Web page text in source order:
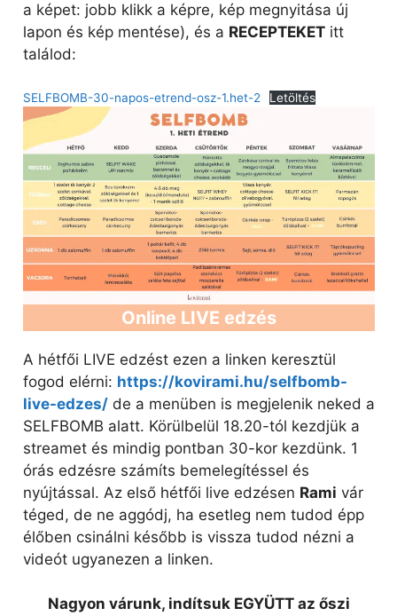
a képet: jobb klikk a képre, kép megnyitása új
lapon és kép mentése), és a RECEPTEKETitt
találod:
SELFBOMB-30-napos-etrend-osz-1.het-2 Letöltés
Online LIVE edzés
A hétfői LIVE edzést ezen a linken keresztül
fogod elérni: https://kovirami.hu/selfbomb-
live-edzes/de a menüben is megjelenik neked a
SELFBOMB alatt. Körülbelül 18.20-tól kezdjük a
streamet és mindig pontban 30-kor kezdünk. 1
órás edzésre számíts bemelegítéssel és
nyújtással. Az első hétfői live edzésen Rami vár
téged, de ne aggódj, ha esetleg nem tudod épp
élőben csinálni később is vissza tudod nézni a
videót ugyanezen a linken.
Nagyon várunk, indítsuk EGYÜTT az őszi